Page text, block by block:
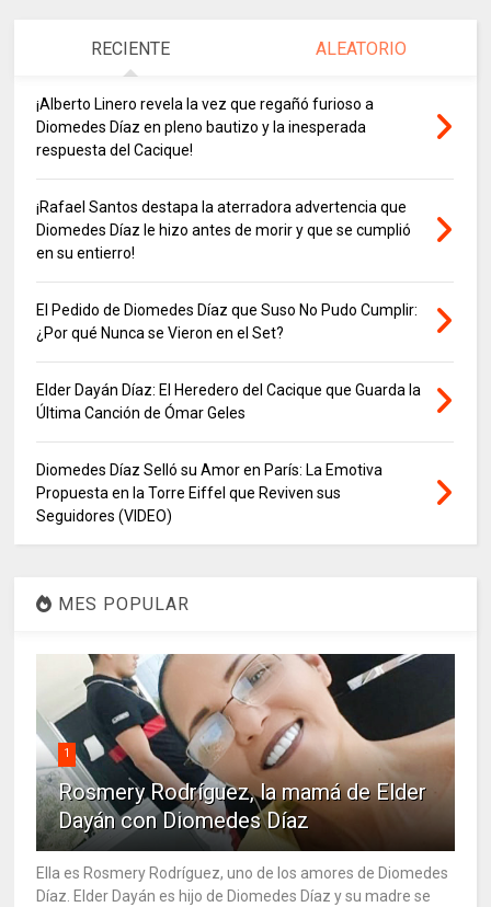
RECIENTE ALEATORIO
¡Alberto Linero revela la vez que regañó furioso a
Diomedes Díaz en pleno bautizo y la inesperada
respuesta del Cacique!
¡Rafael Santos destapa la aterradora advertencia que
Diomedes Díaz le hizo antes de morir y que se cumplió
en su entierro!
El Pedido de Diomedes Díaz que Suso No Pudo Cumplir:
¿Por qué Nunca se Vieron en el Set?
Elder Dayán Díaz: El Heredero del Cacique que Guarda la
Última Canción de Ómar Geles
Diomedes Díaz Selló su Amor en París: La Emotiva
Propuesta en la Torre Eiffel que Reviven sus
Seguidores (VIDEO)
MES POPULAR
1
Rosmery Rodríguez, la mamá de Elder
Dayán con Diomedes Díaz
Ella es Rosmery Rodríguez, uno de los amores de Diomedes
Díaz. Elder Dayán es hijo de Diomedes Díaz y su madre se